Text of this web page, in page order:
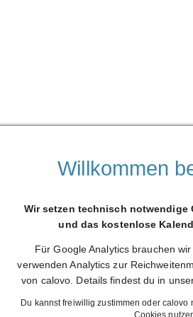
Weiterleiten
Willkommen
Wir setzen technisch notwendige
und das kostenlose
Für Google Analytics brauchen
verwenden Analytics zur
von calovo. Details findest du in
Du kannst freiwillig zustimmen oder calovo
Cookies